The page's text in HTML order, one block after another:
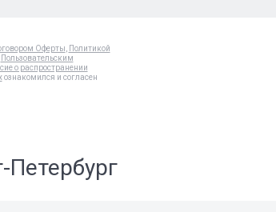
Оферты
Политикой
Пользовательским
о распространении
ознакомился и согласен